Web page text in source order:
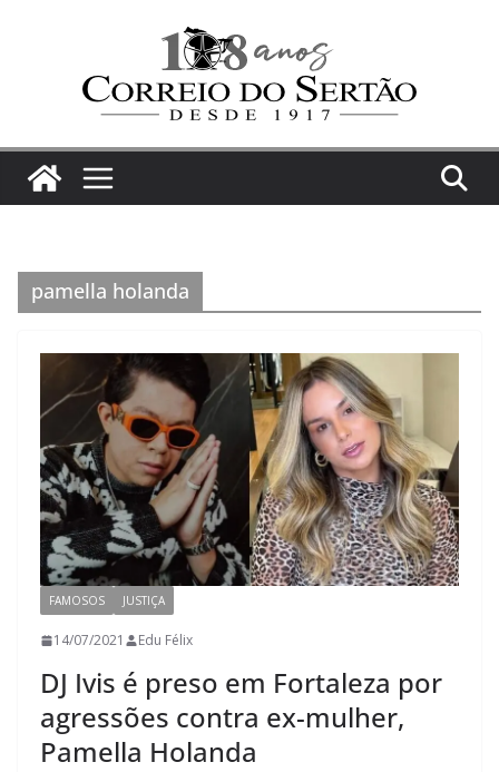
pamella holanda
FAMOSOS JUSTIÇA
14/07/2021 Edu Félix
DJ Ivis é preso em Fortaleza por
agressões contra ex-mulher,
Pamella Holanda